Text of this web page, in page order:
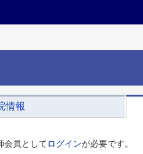
情報
会員としてログインが必要です。